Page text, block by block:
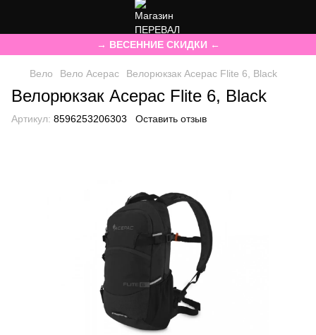
→ ВЕСЕННИЕ СКИДКИ ←
Вело Вело Acepac Велорюкзак Acepac Flite 6, Black
Велорюкзак Acepac Flite 6, Black
Артикул: 8596253206303 Оставить отзыв